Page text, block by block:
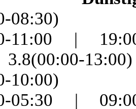
11:00 |
05:30 |